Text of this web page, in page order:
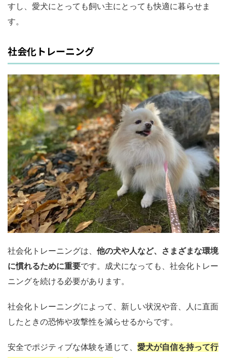
すし、愛犬にとっても飼い主にとっても快適に暮らせま
す。
社会化トレーニング
社会化トレーニングは、 他の犬や人など、さまざまな環境
に慣れるために重要です。成犬になっても、社会化トレー
ニングを続ける必要があります。
社会化トレーニングによって、新しい状況や音、人に直面
したときの恐怖や攻撃性を減らせるからです。
安全でポジティブな体験を通じて、 愛犬が自信を持って行